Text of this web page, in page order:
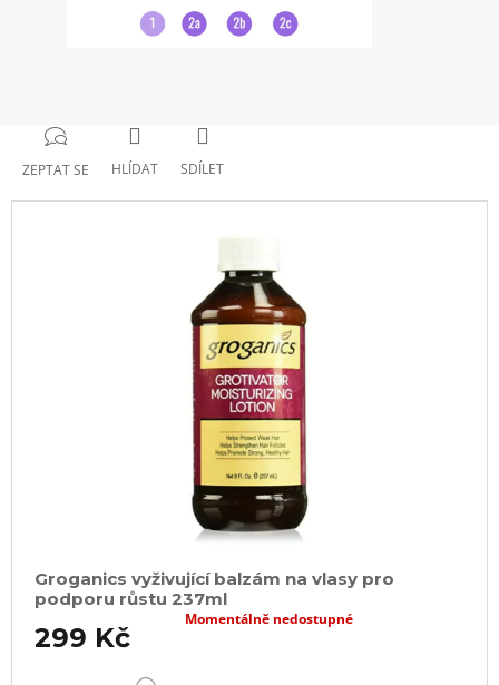
ZEPTAT SE HLÍDAT SDÍLET
Groganics vyživující balzám na vlasy pro
podporu růstu 237ml
299 Kč
Momentálně nedostupné